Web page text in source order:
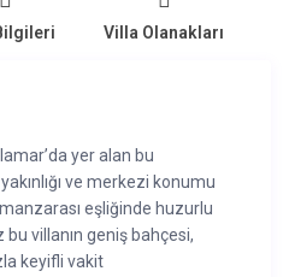
Villa Olanakları
yer alan bu
ve merkezi konumu
eşliğinde huzurlu
villanın geniş bahçesi,
keyifli vakit